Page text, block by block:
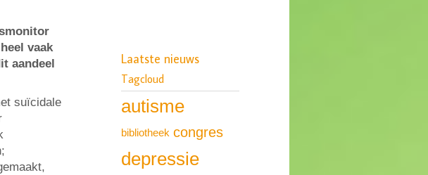
vaak
aandeel
suïcidale
Laatste nieuws
Tagcloud
autisme
bibliotheek congres
depressie